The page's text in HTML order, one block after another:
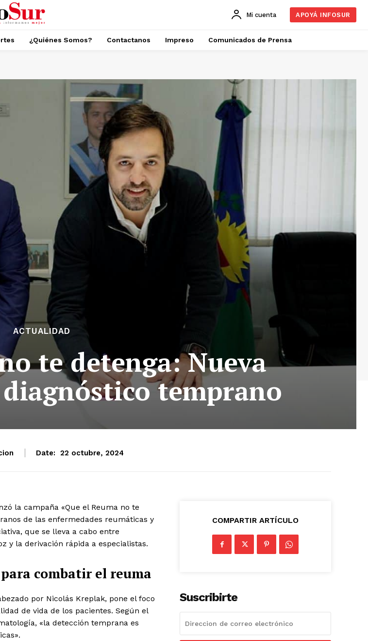
Mi cuenta APOYÁ INFOSUR
¿Quiénes Somos? Contactanos Impreso Comunicados de Prensa
ACTUALIDAD
te detenga: Nueva
temprano
Date: 22 octubre, 2024
la campaña «Que el Reuma no te
de las enfermedades reumáticas y
que se lleva a cabo entre
y la derivación rápida a especialistas.
combatir el reuma
por Nicolás Kreplak, pone el foco
de vida de los pacientes. Según el
«la detección temprana es
COMPARTIR ARTÍCULO
Suscribirte